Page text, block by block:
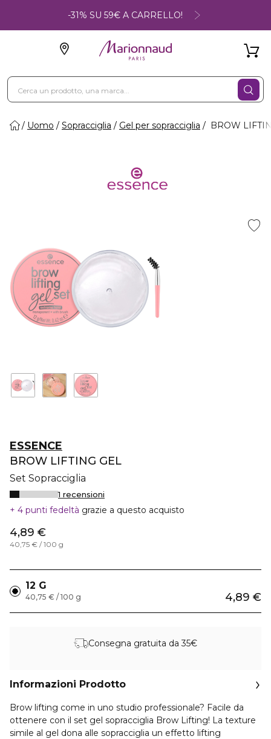
-31% SU 59€ A CARRELLO!
Uomo Sopracciglia Gel per sopracciglia BROW
ESSENCE
BROW LIFTING GEL
Set Sopracciglia
1 recensioni
4 punti fedeltà grazie a questo acquisto
4,89 €
40,75 € / 100 g
12 G
4,89 €
40,75 € / 100 g
Consegna gratuita da 35€
Informazioni Prodotto
Brow lifting come in uno studio professionale? Facile da
ottenere con il set gel sopracciglia Brow Lifting! La texture
simile al gel dona alle sopracciglia un effetto lifting